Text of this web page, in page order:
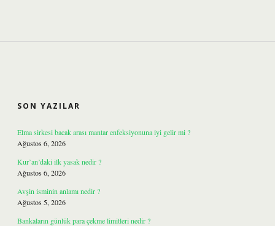
SON YAZILAR
Elma sirkesi bacak arası mantar enfeksiyonuna iyi gelir mi ?
Ağustos 6, 2026
Kur’an’daki ilk yasak nedir ?
Ağustos 6, 2026
Avşin isminin anlamı nedir ?
Ağustos 5, 2026
Bankaların günlük para çekme limitleri nedir ?